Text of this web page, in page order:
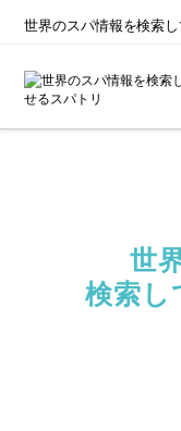
世界のスパ情報を検索
世
検索し